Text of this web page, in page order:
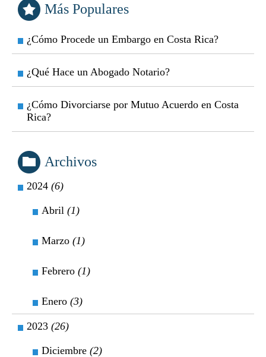
Más Populares
¿Cómo Procede un Embargo en Costa Rica?
¿Qué Hace un Abogado Notario?
¿Cómo Divorciarse por Mutuo Acuerdo en Costa
Rica?
Archivos
2024 (6)
Abril (1)
Marzo (1)
Febrero (1)
Enero (3)
2023 (26)
Diciembre (2)